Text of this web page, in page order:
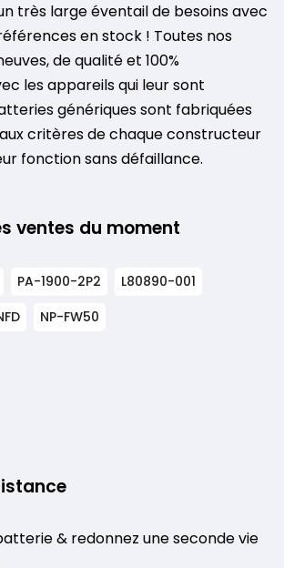
très large éventail de besoins avec
en stock ! Toutes nos
de qualité et 100%
les appareils qui leur sont
génériques sont fabriquées
critères de chaque constructeur
fonction sans défaillance.
ventes du moment
PA-1900-2P2
L80890-001
NP-FW50
& redonnez une seconde vie